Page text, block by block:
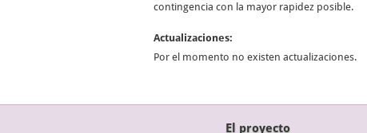
contingencia con la mayor rapidez posible.
Actualizaciones:
Por el momento no existen actualizaciones.
El proyecto